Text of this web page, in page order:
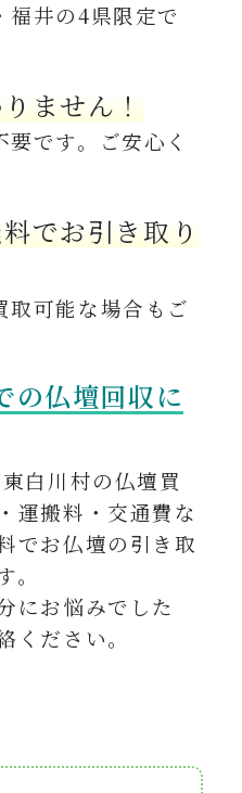
福井の4県限定で
ません！
です。ご安心く
でお引き取り
取可能な場合もご
の仏壇回収に
白川村の仏壇買
運搬料・交通費な
でお仏壇の引き取
にお悩みでした
ください。